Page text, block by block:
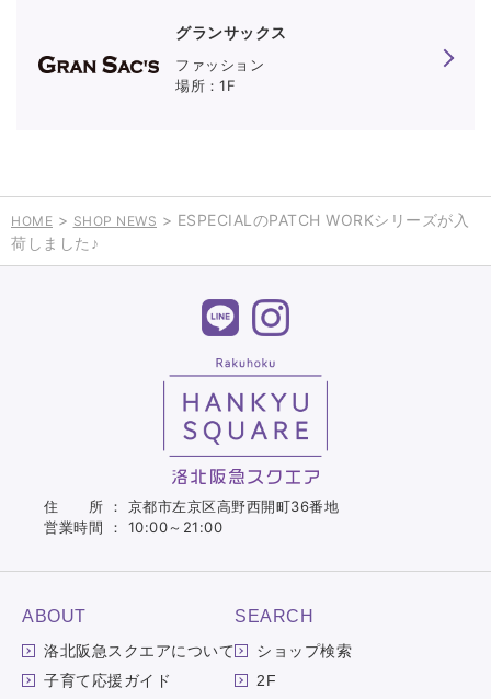
グランサックス
グランサックス
ファッション
1F
HOME > SHOP NEWS > ESPECIALのPATCH WORKシリーズが入
荷しました♪
住 所 ： 京都市左京区高野西開町36番地
営業時間 ： 10:00～21:00
ABOUT
洛北阪急スクエアについて
子育て応援ガイド
SEARCH
ショップ検索
2F